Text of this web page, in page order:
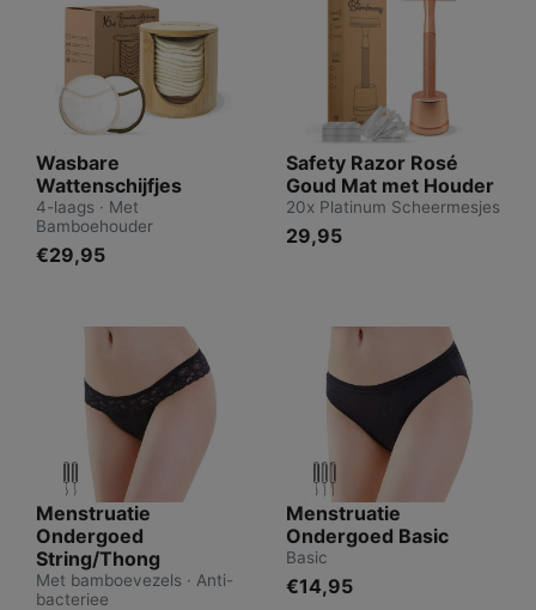
Wasbare
Wattenschijfjes
4-laags · Met
Bamboehouder
€29,95
Safety Razor Rosé
Goud Mat met Houder
20x Platinum Scheermesjes
29,95
Menstruatie
Ondergoed
String/Thong
Met bamboevezels · Anti-
bacteriee
Menstruatie
Ondergoed Basic
Basic
€14,95